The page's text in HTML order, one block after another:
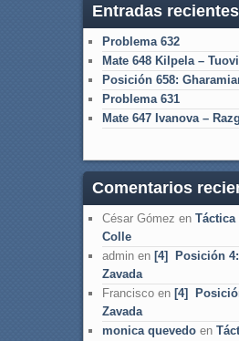
Entradas recientes
Problema 632
Mate 648 Kilpela –
Posición 658:
Problema 631
Mate 647 Ivanova –
Comentarios
César Gómez en Táctica
Colle
adminen [4] Posición
Zavada
Franciscoen [4]
Zavada
monica quevedoen